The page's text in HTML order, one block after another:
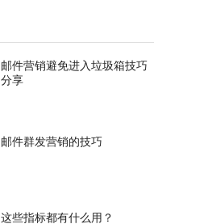
邮件营销避免进入垃圾箱技巧
分享
邮件群发营销的技巧
这些指标都有什么用？